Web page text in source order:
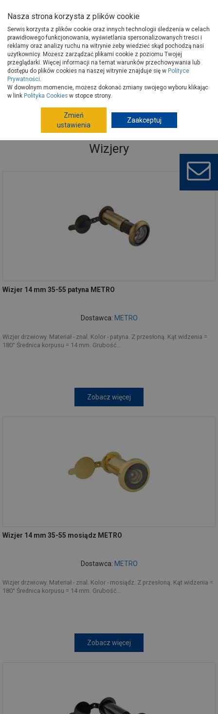
Strona główna Wykończenie Drzwi
Akcesoria do drzwi
Wizjery
Wizjery
Wizjer 14 mm 35-55 patyna METRO
Dostawca: METRO
Wizjer drzwiowy. Materiał - znal. Kolor - patyna. Z przesłoną. Kąt widzenia =
180° Średnica korpusu = 14 mm. Grubość...
Zobacz więcej
Wizjer 14 mm 35-55 mosiądz METRO
Dostawca: METRO
Wizjer drzwiowy. Materiał - znal. Kolor - mosiądz. Z przesłoną. Kąt widzenia =
180° Średnica korpusu = 14 mm. Grubość...
Zobacz więcej
Nasza strona korzysta z plików cookie
Serwis korzysta z plików cookie oraz innych technologii śledzenia w celach
prawidłowego funkcjonowania, wyświetlania spersonalizowanych treści i
reklamy oraz analizy ruchu na witrynie żeby wiedzieć skąd pochodzą nasi
użytkownicy. Możesz zarządzać plikami cookie z poziomu Twojej
przeglądarki. Więcej informacji na temat warunków przechowywania lub
dostępu do plików cookies na naszej witrynie znajduje się w Polityce
Prywatności.
W dowolnym momencie, możesz dokonać zmiany swojego wyboru klikając
w link Polityka Cookies w stopce strony.
Zmień
ustawienia
Zaakceptuj